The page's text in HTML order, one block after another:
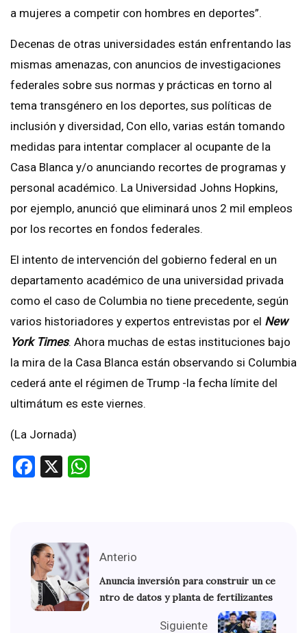
a mujeres a competir con hombres en deportes”.
Decenas de otras universidades están enfrentando las
mismas amenazas, con anuncios de investigaciones
federales sobre sus normas y prácticas en torno al
tema transgénero en los deportes, sus políticas de
inclusión y diversidad, Con ello, varias están tomando
medidas para intentar complacer al ocupante de la
Casa Blanca y/o anunciando recortes de programas y
personal académico. La Universidad Johns Hopkins,
por ejemplo, anunció que eliminará unos 2 mil empleos
por los recortes en fondos federales.
El intento de intervención del gobierno federal en un
departamento académico de una universidad privada
como el caso de Columbia no tiene precedente, según
varios historiadores y expertos entrevistas por el New
York Times. Ahora muchas de estas instituciones bajo
la mira de la Casa Blanca están observando si Columbia
cederá ante el régimen de Trump -la fecha límite del
ultimátum es este viernes.
(La Jornada)
Facebook
X
Anterio
Anuncia inversión para construir un ce
ntro de datos y planta de fertilizantes
Siguiente